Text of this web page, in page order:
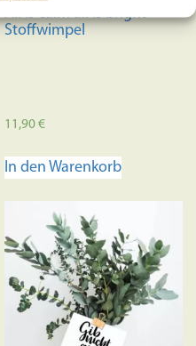
All is calm all is bright –
Stoffwimpel
11,90€
In den Warenkorb